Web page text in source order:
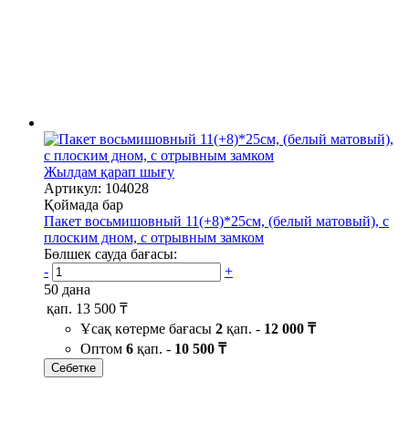
Жылдам қарап шығу
Артикул: 104028
Қоймада бар
Пакет восьмишовный 11(+8)*25см, (белый матовый), с
плоским дном, с отрывным замком
Бөлшек сауда бағасы:
-
+
50 дана
қап. 13 500 ₸
Ұсақ көтерме бағасы 2 қап. - 12 000 ₸
Оптом 6 қап. - 10 500 ₸
Себетке